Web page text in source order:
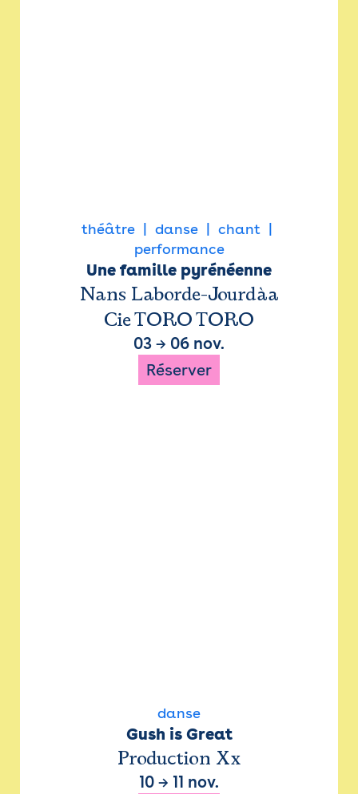
théâtre danse
chant
performance
Une famille pyrénéenne
Nans Laborde-Jourdàa
Cie TORO TORO
03 → 06 nov.
Réserver
danse
Gush is Great
Production Xx
10 → 11 nov.